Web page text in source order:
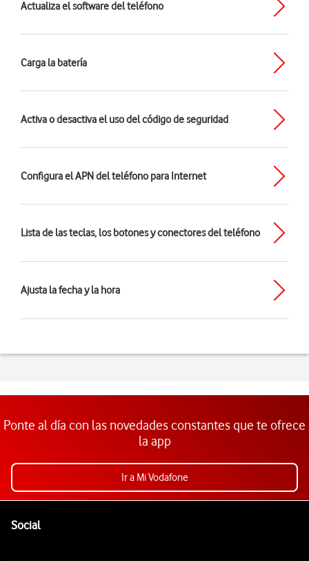
Actualiza el software del teléfono
Carga la batería
Activa o desactiva el uso del código de seguridad
Configura el APN del teléfono para Internet
Lista de las teclas, los botones y conectores del teléfono
Ajusta la fecha y la hora
Ponte al día con las novedades constantes que te ofrece
la app
Ir a Mi Vodafone
SocialEnlaces a las redes sociales de Vodafone